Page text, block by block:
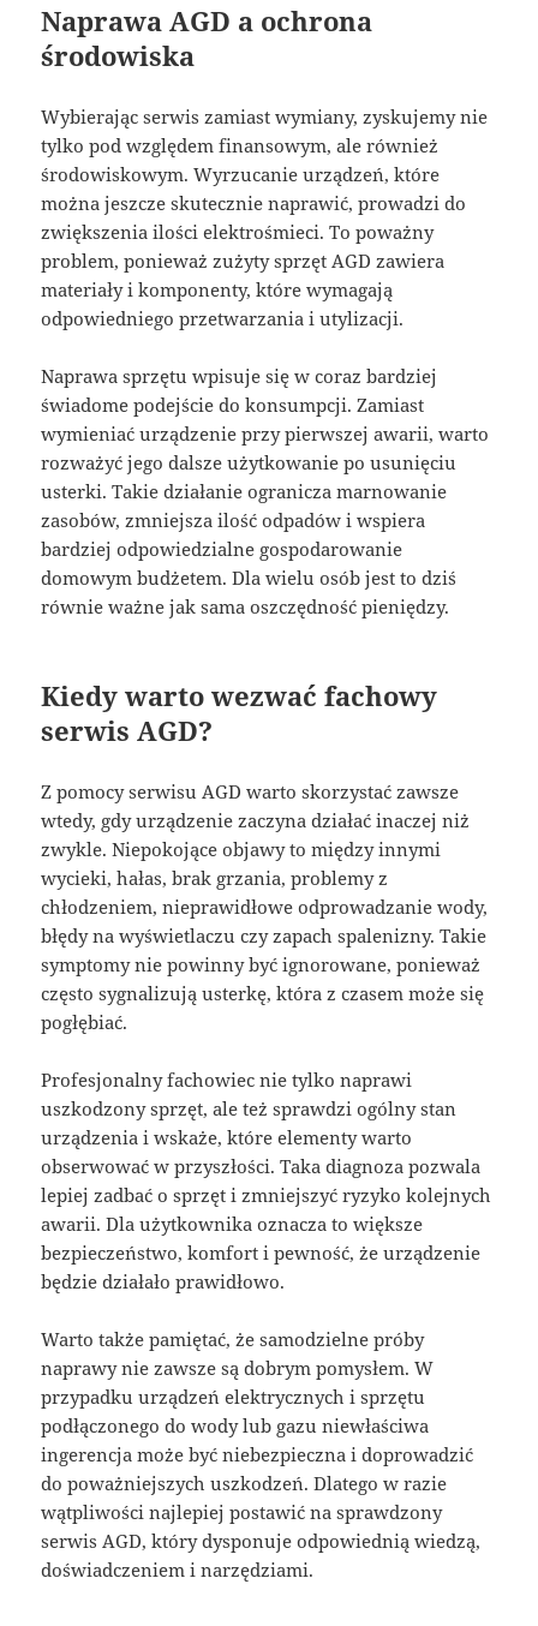
Naprawa AGD a ochrona
środowiska
Wybierając serwis zamiast wymiany, zyskujemy nie
tylko pod względem finansowym, ale również
środowiskowym. Wyrzucanie urządzeń, które
można jeszcze skutecznie naprawić, prowadzi do
zwiększenia ilości elektrośmieci. To poważny
problem, ponieważ zużyty sprzęt AGD zawiera
materiały i komponenty, które wymagają
odpowiedniego przetwarzania i utylizacji.
Naprawa sprzętu wpisuje się w coraz bardziej
świadome podejście do konsumpcji. Zamiast
wymieniać urządzenie przy pierwszej awarii, warto
rozważyć jego dalsze użytkowanie po usunięciu
usterki. Takie działanie ogranicza marnowanie
zasobów, zmniejsza ilość odpadów i wspiera
bardziej odpowiedzialne gospodarowanie
domowym budżetem. Dla wielu osób jest to dziś
równie ważne jak sama oszczędność pieniędzy.
Kiedy warto wezwać fachowy
serwis AGD?
Z pomocy serwisu AGD warto skorzystać zawsze
wtedy, gdy urządzenie zaczyna działać inaczej niż
zwykle. Niepokojące objawy to między innymi
wycieki, hałas, brak grzania, problemy z
chłodzeniem, nieprawidłowe odprowadzanie wody,
błędy na wyświetlaczu czy zapach spalenizny. Takie
symptomy nie powinny być ignorowane, ponieważ
często sygnalizują usterkę, która z czasem może się
pogłębiać.
Profesjonalny fachowiec nie tylko naprawi
uszkodzony sprzęt, ale też sprawdzi ogólny stan
urządzenia i wskaże, które elementy warto
obserwować w przyszłości. Taka diagnoza pozwala
lepiej zadbać o sprzęt i zmniejszyć ryzyko kolejnych
awarii. Dla użytkownika oznacza to większe
bezpieczeństwo, komfort i pewność, że urządzenie
będzie działało prawidłowo.
Warto także pamiętać, że samodzielne próby
naprawy nie zawsze są dobrym pomysłem. W
przypadku urządzeń elektrycznych i sprzętu
podłączonego do wody lub gazu niewłaściwa
ingerencja może być niebezpieczna i doprowadzić
do poważniejszych uszkodzeń. Dlatego w razie
wątpliwości najlepiej postawić na sprawdzony
serwis AGD, który dysponuje odpowiednią wiedzą,
doświadczeniem i narzędziami.